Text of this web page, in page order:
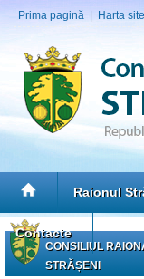
Prima pagină Harta
Raionul
Contacte
CONSILIUL
STRĂȘENI